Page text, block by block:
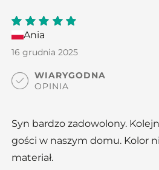
5out
of 5
Ania
16 grudnia 2025
WIARYGODNA
OPINIA
Syn bardzo zadowolony.
gości w naszym domu. Kolor
materiał.